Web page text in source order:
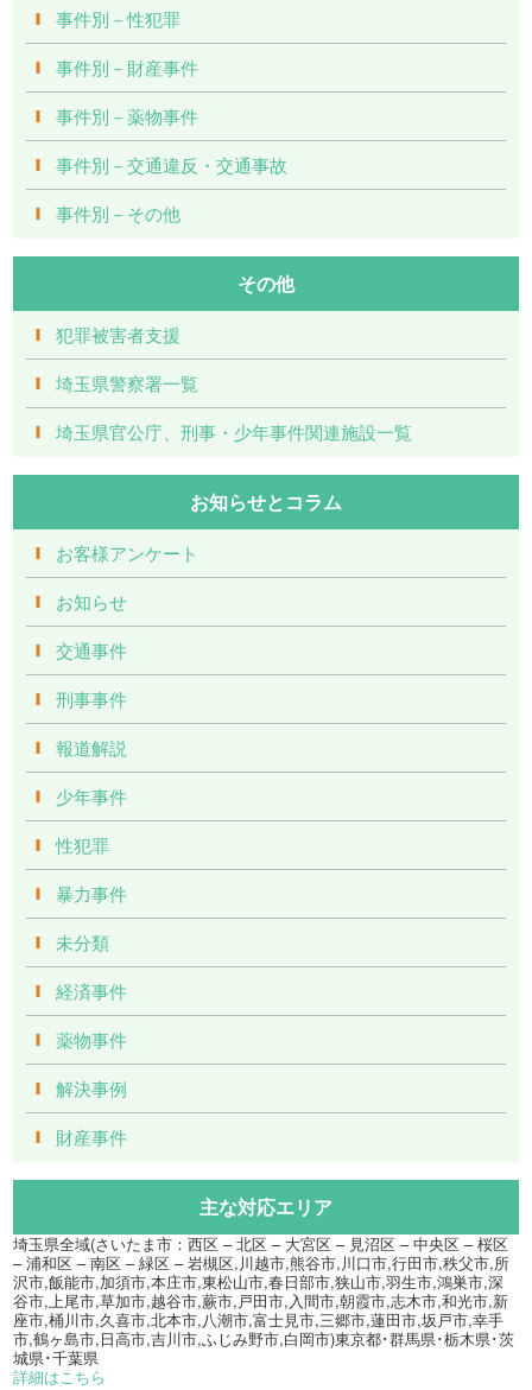
事件別－性犯罪
事件別－財産事件
事件別－薬物事件
事件別－交通違反・交通事故
事件別－その他
その他
犯罪被害者支援
埼玉県警察署一覧
埼玉県官公庁、刑事・少年事件関連施設一覧
お知らせとコラム
お客様アンケート
お知らせ
交通事件
刑事事件
報道解説
少年事件
性犯罪
暴力事件
未分類
経済事件
薬物事件
解決事例
財産事件
主な対応エリア
埼玉県全域(さいたま市：西区 – 北区 – 大宮区 – 見沼区 – 中央区 – 桜区
– 浦和区 – 南区 – 緑区 – 岩槻区,川越市,熊谷市,川口市,行田市,秩父市,所
沢市,飯能市,加須市,本庄市,東松山市,春日部市,狭山市,羽生市,鴻巣市,深
谷市,上尾市,草加市,越谷市,蕨市,戸田市,入間市,朝霞市,志木市,和光市,新
座市,桶川市,久喜市,北本市,八潮市,富士見市,三郷市,蓮田市,坂戸市,幸手
市,鶴ヶ島市,日高市,吉川市,ふじみ野市,白岡市)東京都･群馬県･栃木県･茨
城県･千葉県
詳細はこちら